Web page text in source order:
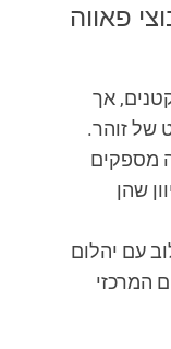
פאווה
אך
של זוהר.
מספקים
שהן
עם יהלום
המרכזי